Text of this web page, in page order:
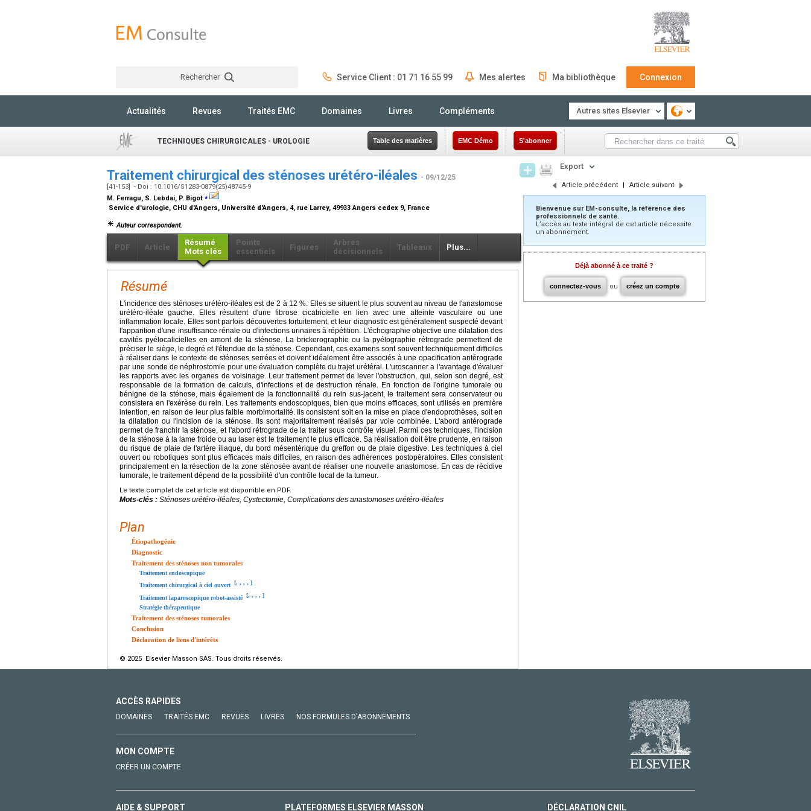
Rechercher Service Client : 01 71 16 55 99 Mes alertes Ma bibliothèque Connexion
Actualités Revues Traités EMC Domaines Livres Compléments Autres sites Elsevier
TECHNIQUES CHIRURGICALES - UROLOGIE Table des matières EMC Démo S'abonner
Traitement chirurgical des sténoses urétéro-iléales - 09/12/25
[41-153] - Doi : 10.1016/S1283-0879(25)48745-9
M. Ferragu, S. Lebdai, P. Bigot ⁎
Service d'urologie, CHU d'Angers, Université d'Angers, 4, rue Larrey, 49933 Angers cedex 9, France
Auteur correspondant.
PDF Article
Résumé
Mots clés
Points
essentiels
Figures
Arbres
décisionnels
Tableaux Plus...
Résumé
L'incidence des sténoses urétéro-iléales est de 2 à 12 %. Elles se situent le plus souvent au niveau de l'anastomose
urétéro-iléale gauche. Elles résultent d'une fibrose cicatricielle en lien avec une atteinte vasculaire ou une
inflammation locale. Elles sont parfois découvertes fortuitement, et leur diagnostic est généralement suspecté devant
l'apparition d'une insuffisance rénale ou d'infections urinaires à répétition. L'échographie objective une dilatation des
cavités pyélocalicielles en amont de la sténose. La brickerographie ou la pyélographie rétrograde permettent de
préciser le siège, le degré et l'étendue de la sténose. Cependant, ces examens sont souvent techniquement difficiles
à réaliser dans le contexte de sténoses serrées et doivent idéalement être associés à une opacification antérograde
par une sonde de néphrostomie pour une évaluation complète du trajet urétéral. L'uroscanner a l'avantage d'évaluer
les rapports avec les organes de voisinage. Leur traitement permet de lever l'obstruction, qui, selon son degré, est
responsable de la formation de calculs, d'infections et de destruction rénale. En fonction de l'origine tumorale ou
bénigne de la sténose, mais également de la fonctionnalité du rein sus-jacent, le traitement sera conservateur ou
consistera en l'exérèse du rein. Les traitements endoscopiques, bien que moins efficaces, sont utilisés en première
intention, en raison de leur plus faible morbimortalité. Ils consistent soit en la mise en place d'endoprothèses, soit en
la dilatation ou l'incision de la sténose. Ils sont majoritairement réalisés par voie combinée. L'abord antérograde
permet de franchir la sténose, et l'abord rétrograde de la traiter sous contrôle visuel. Parmi ces techniques, l'incision
de la sténose à la lame froide ou au laser est le traitement le plus efficace. Sa réalisation doit être prudente, en raison
du risque de plaie de l'artère iliaque, du bord mésentérique du greffon ou de plaie digestive. Les techniques à ciel
ouvert ou robotiques sont plus efficaces mais difficiles, en raison des adhérences postopératoires. Elles consistent
principalement en la résection de la zone sténosée avant de réaliser une nouvelle anastomose. En cas de récidive
tumorale, le traitement dépend de la possibilité d'un contrôle local de la tumeur.
Le texte complet de cet article est disponible en PDF.
Mots-clés : Sténoses urétéro-iléales, Cystectomie, Complications des anastomoses urétéro-iléales
Plan
Étiopathogénie
Diagnostic
Traitement des sténoses non tumorales
Traitement endoscopique
Traitement chirurgical à ciel ouvert [, , , , ]
Traitement laparoscopique robot-assisté [, , , , ]
Stratégie thérapeutique
Traitement des sténoses tumorales
Conclusion
Déclaration de liens d'intérêts
© 2025 Elsevier Masson SAS. Tous droits réservés.
Export
Article précédent | Article suivant
Bienvenue sur EM-consulte, la référence des
professionnels de santé.
L’accès au texte intégral de cet article nécessite
un abonnement.
Déjà abonné à ce traité ?
connectez-vous ou créez un compte
ACCÈS RAPIDES
DOMAINES TRAITÉS EMC REVUES LIVRES NOS FORMULES D'ABONNEMENTS
MON COMPTE
CRÉER UN COMPTE
AIDE & SUPPORT PLATEFORMES ELSEVIER MASSON DÉCLARATION CNIL